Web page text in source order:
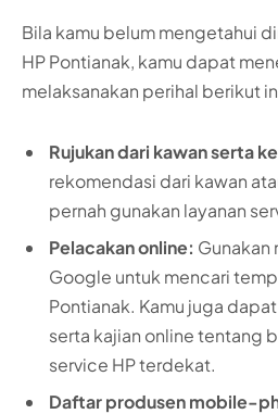
Bila kamu belum mengetahui
HP Pontianak, kamu dapat
melaksanakan perihal berikut
Rujukan dari kawan serta
rekomendasi dari kawan
pernah gunakan layanan
Pelacakan online: Gunakan
Google untuk mencari
Pontianak. Kamu juga
serta kajian online tentang
service HP terdekat.
Daftar produsen mobile-